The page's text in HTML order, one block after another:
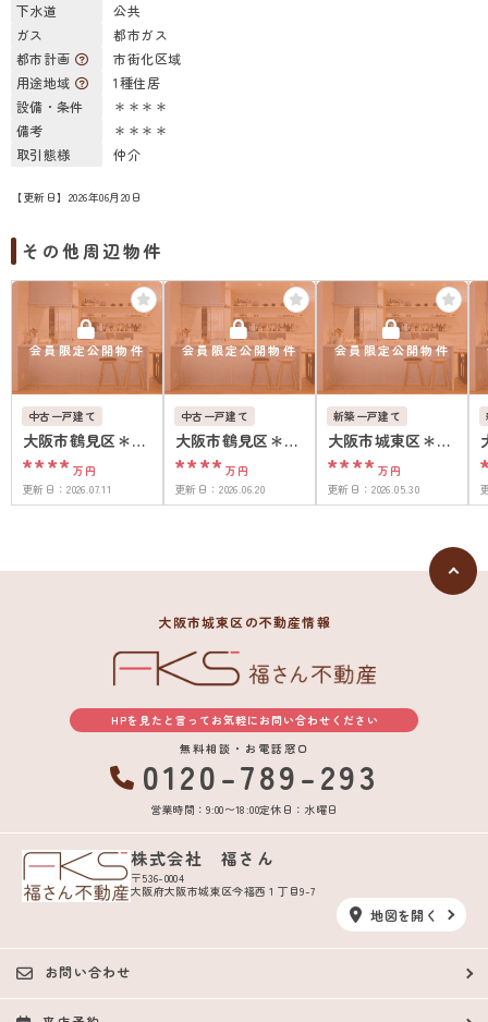
下水道
公共
ガス
都市ガス
都市計画
市街化区域
用途地域
1種住居
設備・条件
＊＊＊＊
備考
＊＊＊＊
取引態様
仲介
【更新日】2026年06月20日
その他周辺物件
会員限定公開物件
中古一戸建て
大阪市鶴見区＊＊
＊＊
**** 万円
更新日：2026.07.11
会員限定公開物件
中古一戸建て
大阪市鶴見区＊＊
＊＊
**** 万円
更新日：2026.06.20
会員限定公開物件
新築一戸建て
大阪市城東区＊＊
＊＊
**** 万円
更新日：2026.05.30
大阪市城東区の不動産情報
HPを見たと言ってお気軽にお問い合わせください
無料相談・お電話窓口
0120-789-293
営業時間：9:00〜18:00定休日：水曜日
株式会社 福さん
〒536-0004
大阪府大阪市城東区今福西１丁目9-7
地図を開く
お問い合わせ